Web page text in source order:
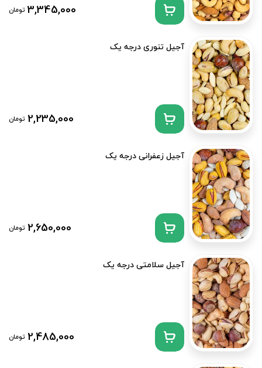
3,345,000 تومان
آجیل تنوری درجه یک
2,235,000 تومان
آجیل زعفرانی درجه یک
2,650,000 تومان
آجیل سلامتی درجه یک
2,485,000 تومان